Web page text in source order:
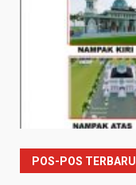
POS-POS TERBARU